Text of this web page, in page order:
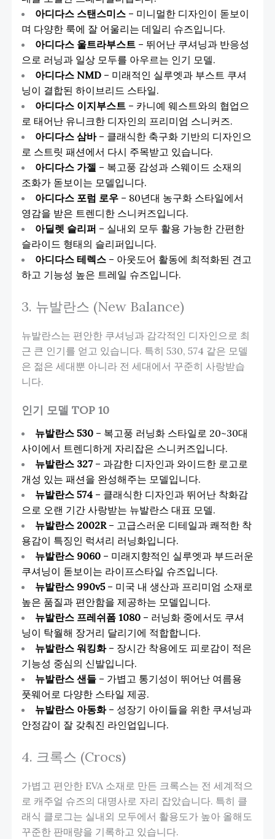
아디다스 스탠스미스– 미니멀한 디자인이 돋보이
며 다양한 룩에 잘 어울리는 데일리 슈즈입니다.
아디다스 울트라부스트– 뛰어난 쿠셔닝과 반응성
으로 러닝과 일상 모두를 아우르는 인기 모델.
아디다스 NMD– 미래적인 실루엣과 부스트 쿠셔
닝이 결합된 하이브리드 스타일.
아디다스 이지부스트– 카니예 웨스트와의 협업으
로 태어난 유니크한 디자인의 프리미엄 스니커즈.
아디다스 삼바– 클래식한 축구화 기반의 디자인으
로 스트릿 패션에서 다시 주목받고 있습니다.
아디다스 가젤 – 복고풍 감성과 스웨이드 소재의
조화가 돋보이는 모델입니다.
아디다스 포럼 로우– 80년대 농구화 스타일에서
영감을 받은 트렌디한 스니커즈입니다.
아딜렛 슬리퍼 – 실내외 모두 활용 가능한 간편한
슬라이드 형태의 슬리퍼입니다.
아디다스 테렉스– 아웃도어 활동에 최적화된 견고
하고 기능성 높은 트레일 슈즈입니다.
3. 뉴발란스 (New Balance)
뉴발란스는 편안한 쿠셔닝과 감각적인 디자인으로 최
근 큰 인기를 얻고 있습니다. 특히 530, 574 같은 모델
은 젊은 세대뿐 아니라 전 세대에서 꾸준히 사랑받습
니다.
인기 모델 TOP 10
뉴발란스 530– 복고풍 러닝화 스타일로 20~30대
사이에서 트렌디하게 자리잡은 스니커즈입니다.
뉴발란스 327– 과감한 디자인과 와이드한 로고로
개성 있는 패션을 완성해주는 모델입니다.
뉴발란스 574– 클래식한 디자인과 뛰어난 착화감
으로 오랜 기간 사랑받는 뉴발란스 대표 모델.
뉴발란스 2002R– 고급스러운 디테일과 쾌적한 착
용감이 특징인 럭셔리 러닝화입니다.
뉴발란스 9060– 미래지향적인 실루엣과 부드러운
쿠셔닝이 돋보이는 라이프스타일 슈즈입니다.
뉴발란스 990v5– 미국 내 생산과 프리미엄 소재로
높은 품질과 편안함을 제공하는 모델입니다.
뉴발란스 프레쉬폼 1080– 러닝화 중에서도 쿠셔
닝이 탁월해 장거리 달리기에 적합합니다.
뉴발란스 워킹화– 장시간 착용에도 피로감이 적은
기능성 중심의 신발입니다.
뉴발란스 샌들– 가볍고 통기성이 뛰어난 여름용
풋웨어로 다양한 스타일 제공.
뉴발란스 아동화– 성장기 아이들을 위한 쿠셔닝과
안정감이 잘 갖춰진 라인업입니다.
4. 크록스 (Crocs)
가볍고 편안한 EVA 소재로 만든 크록스는 전 세계적으
로 캐주얼 슈즈의 대명사로 자리 잡았습니다. 특히 클
래식 클로그는 실내외 모두에서 활용도가 높아 올해도
꾸준한 판매량을 기록하고 있습니다.